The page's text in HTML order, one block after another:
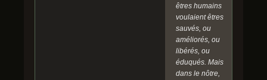
êtres humains
voulaient êtres
sauvés, ou
améliorés, ou
libérés, ou
éduqués. Mais
dans le nôtre,